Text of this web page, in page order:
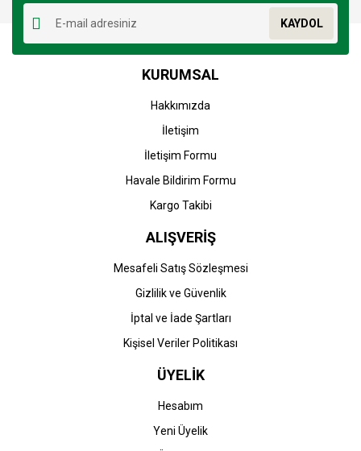
KAYDOL
KURUMSAL
Hakkımızda
İletişim
İletişim Formu
Havale Bildirim Formu
Kargo Takibi
ALIŞVERİŞ
Mesafeli Satış Sözleşmesi
Gizlilik ve Güvenlik
İptal ve İade Şartları
Kişisel Veriler Politikası
ÜYELİK
Hesabım
Yeni Üyelik